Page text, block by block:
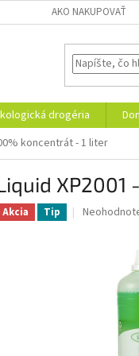
AKO NAKUPOVAŤ
drogéria
koncentrát - 1 liter
Akcia Tip
Priemerné
hviezdičiek.